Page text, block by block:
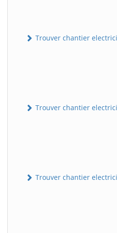
Trouver chantier
Trouver chantier
Trouver chantier